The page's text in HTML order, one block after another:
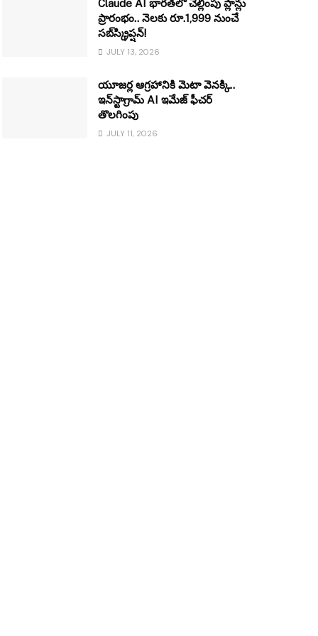
Claude AI భారత్‌లో చెల్లింపు ప్లాన్లు
ప్రారంభం.. నెలకు రూ.1,999 నుంచే
సబ్‌స్క్రిప్షన్!
JULY 13, 2026
యూజర్ల ఆగ్రహానికి మెటా వెనక్కి..
ఇన్‌స్టాగ్రామ్ AI ఇమేజ్ ఫీచర్
తొలగింపు
JULY 11, 2026